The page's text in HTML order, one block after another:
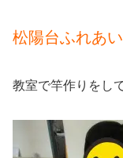
松陽台ふれあ
教室で竿作りをし